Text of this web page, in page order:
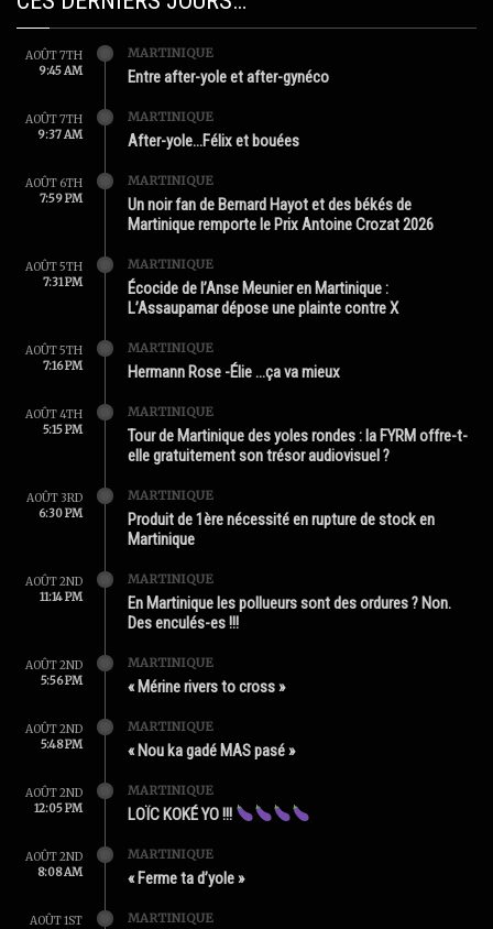
AOÛT 7TH
9:45 AM
MARTINIQUE
Entre after-yole et after-gynéco
AOÛT 7TH
9:37 AM
MARTINIQUE
After-yole…Félix et bouées
AOÛT 6TH
7:59 PM
MARTINIQUE
Un noir fan de Bernard Hayot et des békés de
Martinique remporte le Prix Antoine Crozat 2026
AOÛT 5TH
7:31 PM
MARTINIQUE
Écocide de l’Anse Meunier en Martinique :
L’Assaupamar dépose une plainte contre X
AOÛT 5TH
7:16 PM
MARTINIQUE
Hermann Rose -Élie …ça va mieux
AOÛT 4TH
5:15 PM
MARTINIQUE
Tour de Martinique des yoles rondes : la FYRM offre-t-
elle gratuitement son trésor audiovisuel ?
AOÛT 3RD
6:30 PM
MARTINIQUE
Produit de 1ère nécessité en rupture de stock en
Martinique
AOÛT 2ND
11:14 PM
MARTINIQUE
En Martinique les pollueurs sont des ordures ? Non.
Des enculés-es !!!
AOÛT 2ND
5:56 PM
MARTINIQUE
« Mérine rivers to cross »
AOÛT 2ND
5:48 PM
MARTINIQUE
« Nou ka gadé MAS pasé »
AOÛT 2ND
12:05 PM
MARTINIQUE
LOÏC KOKÉ YO !!!
AOÛT 2ND
8:08 AM
MARTINIQUE
« Ferme ta d’yole »
AOÛT 1ST
MARTINIQUE